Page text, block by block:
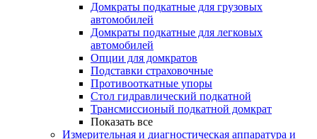
Домкраты подкатные для грузовых
автомобилей
Домкраты подкатные для легковых
автомобилей
Опции для домкратов
Подставки страховочные
Противооткатные упоры
Стол гидравлический подкатной
Трансмиссионый подкатной домкрат
Показать все
Измерительная и диагностическая аппаратура и